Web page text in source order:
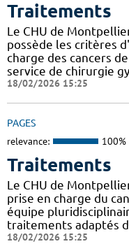
Traitements
Le CHU de
possède les critères
charge des cancers
service de chirurgie
18/02/2026 15:25
PAGES
relevance: 100%
Traitements
Le CHU de
prise en charge du
équipe
traitements adaptés
18/02/2026 15:25